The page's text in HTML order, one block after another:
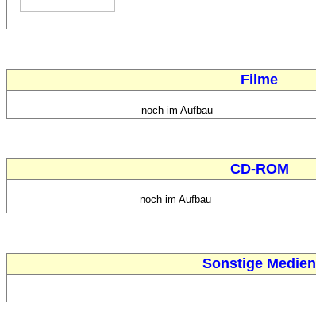
Filme
noch im Aufbau
CD-ROM
noch im Aufbau
Sonstige Medien